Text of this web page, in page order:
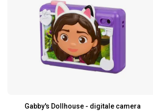
Gabby's Dollhouse - digitale camera